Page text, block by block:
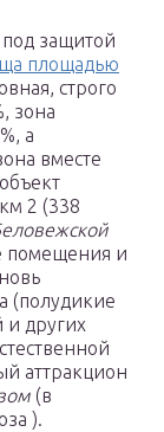
под защитой
площадью
строго
зона
а
вместе
2 (338
помещения и
(полудикие
и других
аттракцион
(в
).